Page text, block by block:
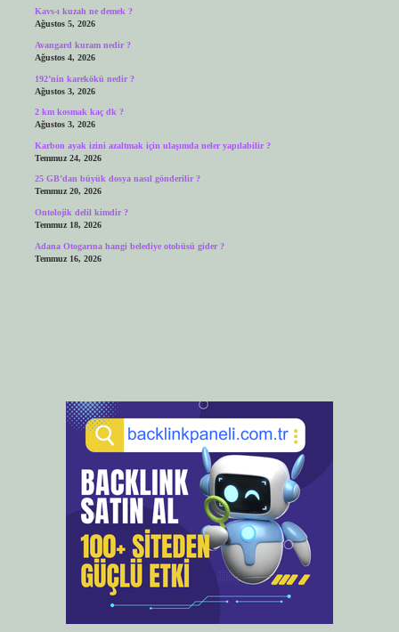
Kavs-ı kuzah ne demek ?
Ağustos 5, 2026
Avangard kuram nedir ?
Ağustos 4, 2026
192’nin karekökü nedir ?
Ağustos 3, 2026
2 km kosmak kaç dk ?
Ağustos 3, 2026
Karbon ayak izini azaltmak için ulaşımda neler yapılabilir ?
Temmuz 24, 2026
25 GB’dan büyük dosya nasıl gönderilir ?
Temmuz 20, 2026
Ontolojik delil kimdir ?
Temmuz 18, 2026
Adana Otogarına hangi belediye otobüsü gider ?
Temmuz 16, 2026